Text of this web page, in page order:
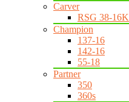
Carver
RSG 38-16K
Champion
137-16
142-16
55-18
Partner
350
360s